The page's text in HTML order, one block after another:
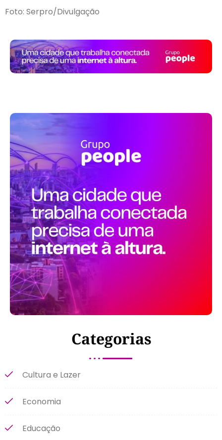
Foto: Serpro/Divulgação
Categorias
Cultura e Lazer
Economia
Educação